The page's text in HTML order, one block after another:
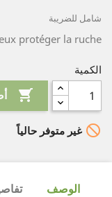
شامل للضريبة
protéger la ruche.
الكمية
 أضف للسلة
 غير متوفر حالياً
الوصف